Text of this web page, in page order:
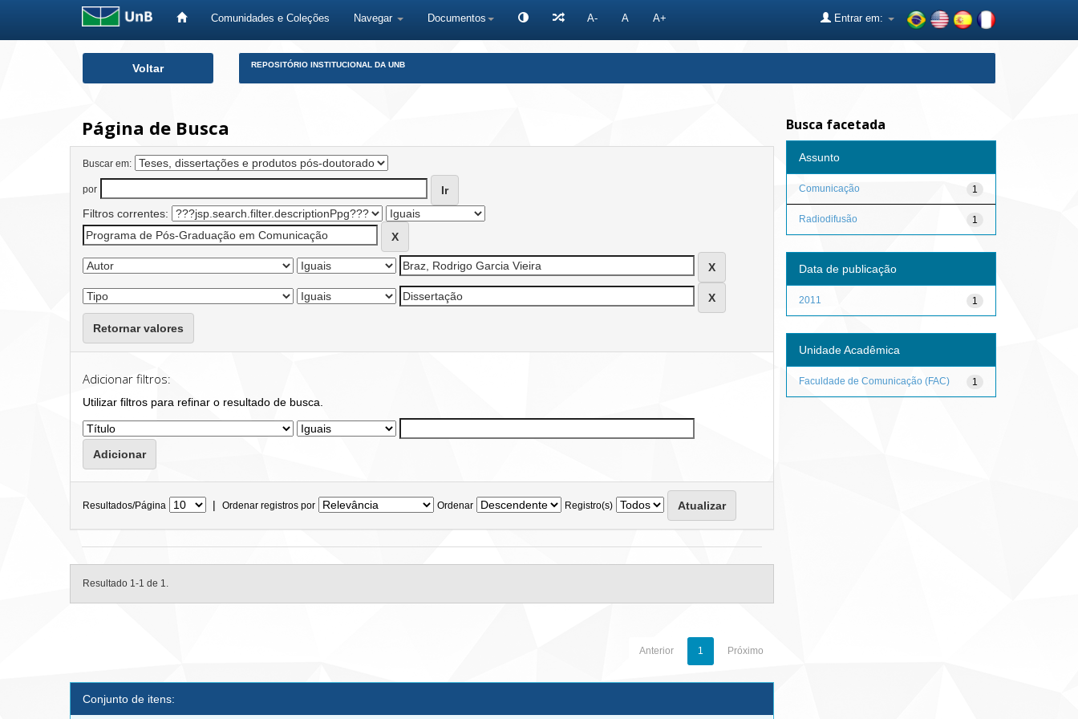
Comunidades e Coleções Navegar Documentos A- A A+ Entrar em:
Voltar REPOSITÓRIO INSTITUCIONAL DA UNB
Página de Busca
Buscar em:
por
Filtros correntes:
Retornar valores
Adicionar filtros:
Utilizar filtros para refinar o resultado de busca.
Resultados/Página | Ordenar registros por Ordenar Registro(s)
Resultado 1-1 de 1.
Anterior 1 Próximo
Conjunto de itens:
Busca facetada
Assunto
1
Comunicação
1
Radiodifusão
Data de publicação
1
2011
Unidade Acadêmica
1
Faculdade de Comunicação (FAC)